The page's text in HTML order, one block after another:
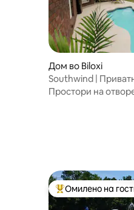
Дом во Biloxi
Southwind |
Базен, спа и соба
Простори на
МеѓуОмилено на